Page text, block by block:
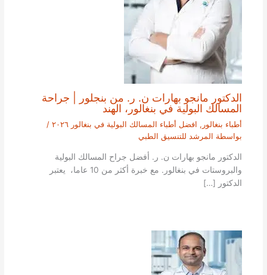
الدكتور مانجو بهارات ن. ر. من بنجلور | جراحة
المسالك البولية في بنغالور، الهند
أطباء بنغالور , افضل أطباء المسالك البولية في بنغالور ٢٠٢٦
/
بواسطة المرشد للتنسيق الطبي
الدكتور مانجو بهارات ن. ر. أفضل جراح المسالك البولية
والبروستات في بنغالور. مع خبرة أكثر من 10 عاما، يعتبر
الدكتور […]